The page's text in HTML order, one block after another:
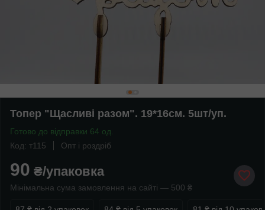
Топер "Щасливі разом". 19*16см. 5шт/уп.
Готово до відправки 64 од.
Код: т115
Опт і роздріб
90 ₴/упаковка
Мінімальна сума замовлення на сайті — 500 ₴